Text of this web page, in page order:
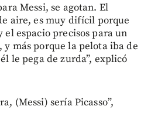
Messi, se agotan. El
aire, es muy difícil porque
espacio precisos para un
más porque la pelota iba de
le pega de zurda”, explicó
(Messi) sería Picasso”,